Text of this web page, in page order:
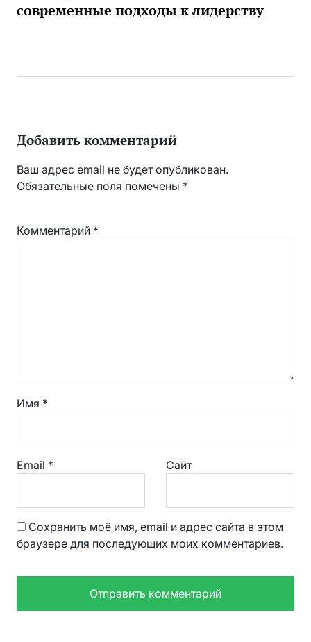
современные подходы к лидерству
Добавить комментарий
Ваш адрес email не будет опубликован.
Обязательные поля помечены *
Комментарий *
Имя *
Email * Сайт
Сохранить моё имя, email и адрес сайта в этом
браузере для последующих моих комментариев.